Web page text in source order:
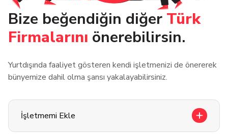
Bize beğendiğin diğer Türk
Firmalarını önerebilirsin.
Yurtdışında faaliyet gösteren kendi işletmenizi de önererek
bünyemize dahil olma şansı yakalayabilirsiniz.
İşletmemi Ekle